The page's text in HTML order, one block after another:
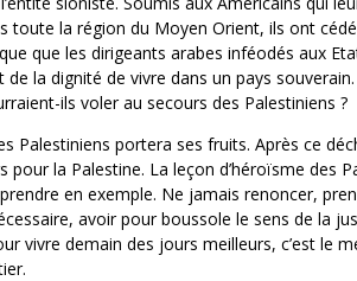
toute la région du Moyen Orient, ils ont
que les dirigeants arabes inféodés aux
de la dignité de vivre dans un pays
ils voler au secours des Palestiniens ?
Palestiniens portera ses fruits. Après ce
pour la Palestine. La leçon d’héroïsme des
en exemple. Ne jamais renoncer,
avoir pour boussole le sens de la
vivre demain des jours meilleurs, c’est le